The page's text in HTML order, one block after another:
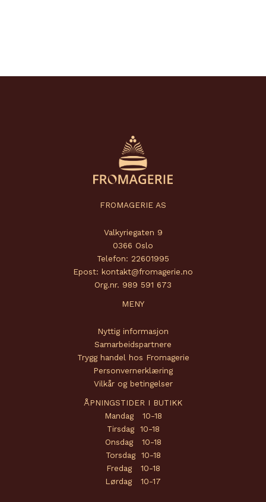
FROMAGERIE AS
Valkyriegaten 9
0366 Oslo
Telefon: 22601995
Epost: kontakt@fromagerie.no
Org.nr. 989 591 673
MENY
Nyttig informasjon
Samarbeidspartnere
Trygg handel hos Fromagerie
Personvernerklæring
Vilkår og betingelser
ÅPNINGSTIDER I BUTIKK
Mandag 10-18
Tirsdag 10-18
Onsdag 10-18
Torsdag 10-18
Fredag 10-18
Lørdag 10-17